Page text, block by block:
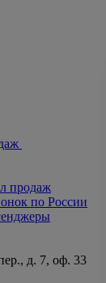
продаж
по России
д. 7, оф. 33